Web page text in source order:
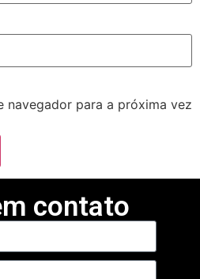
navegador para a próxima vez
contato